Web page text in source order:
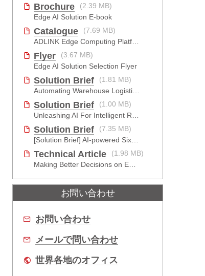
Brochure
(2.39 MB)
Edge AI Solution E-book
Catalogue
(7.69 MB)
ADLINK Edge Computing Platforms Catalog 2024
Flyer
(3.67 MB)
Edge AI Solution Selection Flyer
Solution Brief
(1.81 MB)
Automating Warehouse Logistics with AI
Solution Brief
(1.00 MB)
Unleashing AI For Intelligent Retail Experience
Solution Brief
(7.35 MB)
[Solution Brief] AI-powered Six-Sided Product Case Inspection
Technical Article
(1.98 MB)
Making Better Decisions on Embedded Devices with Edge Video Analysis (EVA)
お問い合わせ
お問い合わせ
メールで問い合わせ
世界各地のオフィス